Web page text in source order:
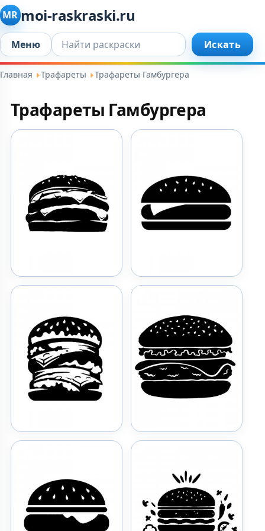
MR moi-raskraski.ru
Меню Искать... Искать
Главная Трафареты Трафареты Гамбургера
Трафареты Гамбургера